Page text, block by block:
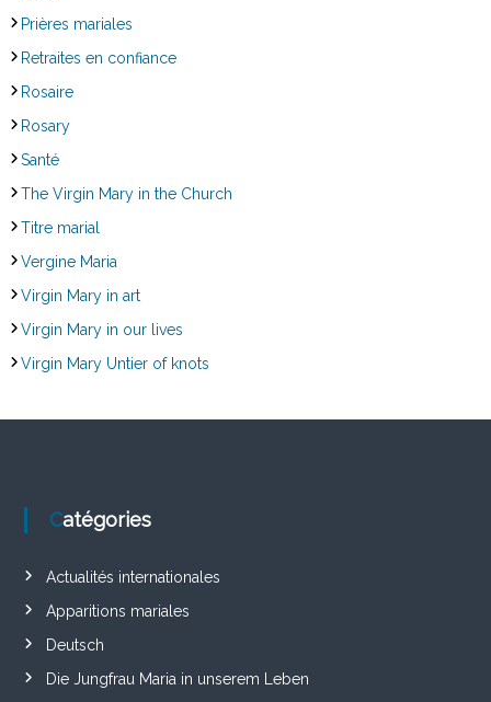
Prières mariales
Retraites en confiance
Rosaire
Rosary
Santé
The Virgin Mary in the Church
Titre marial
Vergine Maria
Virgin Mary in art
Virgin Mary in our lives
Virgin Mary Untier of knots
Catégories
Actualités internationales
Apparitions mariales
Deutsch
Die Jungfrau Maria in unserem Leben